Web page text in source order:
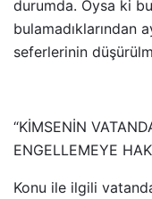
durumda. Oysa ki
bulamadıklarından
seferlerinin
“KİMSENİN
ENGELLEMEYE
Konu ile ilgili